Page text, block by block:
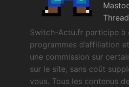
Switch-Actu.fr participe à
programmes d’affiliation
une commission sur
sur le site, sans coût
vous. Tous les contenus